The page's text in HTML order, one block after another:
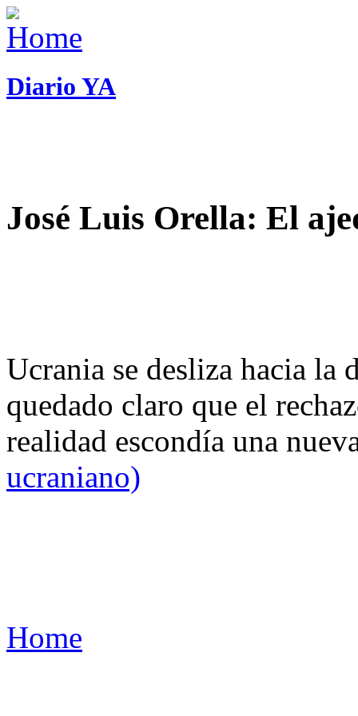
Diario YA
José Luis Orella: El
Ucrania se desliza hacia
quedado claro que el
realidad escondía una
ucraniano)
Home